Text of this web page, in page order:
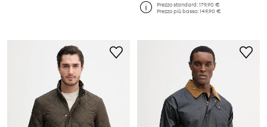
Prezzo standard:179,90 €
Prezzo più basso:149,90 €